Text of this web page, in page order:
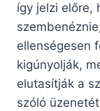
így jelzi előre,
ellenségesen
kigúnyolják,
elutasítják a
szóló